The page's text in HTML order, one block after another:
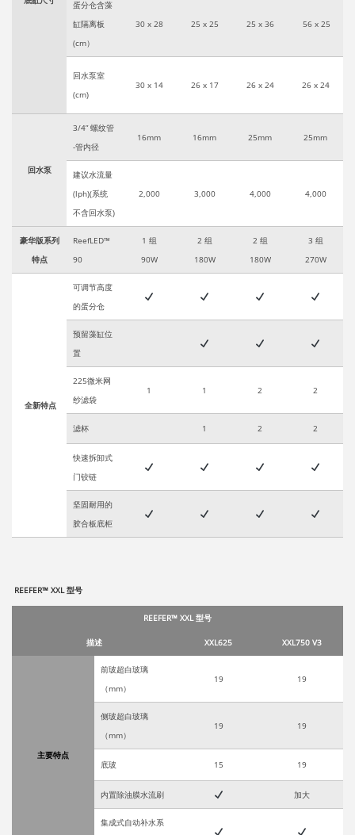
蛋分仓含藻
缸隔离板
(cm）
30 x 28 25 x 25 25 x 36 56 x 25
回水泵室
(cm)
30 x 14 26 x 17 26 x 24 26 x 24
回水泵
3/4” 螺纹管
-管内径
16mm 16mm 25mm 25mm
建议水流量
(lph)(系统
不含回水泵)
2,000 3,000 4,000 4,000
豪华版系列
特点
ReefLED™
90
1 组
90W
2 组
180W
2 组
180W
3 组
270W
全新特点
可调节高度
的蛋分仓
预留藻缸位
置
225微米网
纱滤袋
1 1 2 2
滤杯 1 2 2
快速拆卸式
门铰链
坚固耐用的
胶合板底柜
REEFER™ XXL 型号
REEFER™ XXL 型号
描述 XXL625 XXL750 V3
主要特点
前玻超白玻璃
（mm）
19 19
侧玻超白玻璃
（mm）
19 19
底玻 15 19
内置除油膜水流刷 加大
集成式自动补水系